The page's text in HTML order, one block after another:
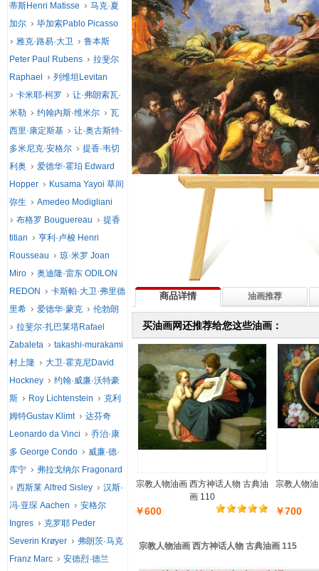
商品详情 油画推荐
买油画网还推荐给您这些油画：
宗教人物油画 西方神话人物 古典油
画 110
￥600
宗教人物
￥700
宗教人物油画 西方神话人物 古典油画 115
蒂斯Henri Matisse
马克·夏
加尔
毕加索Pablo Picasso
雅克·路易·大卫
鲁本斯
Peter Paul Rubens
拉斐尔
Raphael
列维坦Levitan
卡米耶·柯罗
让·弗朗索瓦·
米勒
约翰内斯·维米尔
瓦
西里·康定斯基
让·奥古斯特·
多米尼克·安格尔
提香·韦切
利奥
爱德华·霍珀 Edward
Hopper
Kusama Yayoi 草间
弥生
Amedeo Modigliani
布格罗 Bouguereau
提香
titian
亨利·卢梭 Henri
Rousseau
琼·米罗 Joan
Miro
奥迪隆·雷东 ODILON
REDON
卡斯帕·大卫·弗里德
里希
爱德华·蒙克
伦勃朗
拉斐尔·扎巴莱塔Rafael
Zabaleta
takashi-murakami
村上隆
大卫·霍克尼David
Hockney
约翰·威廉·沃特豪
斯
Roy Lichtenstein
克利
姆特Gustav Klimt
达芬奇
Leonardo da Vinci
乔治·康
多 George Condo
威廉·德·
库宁
弗拉戈纳尔 Fragonard
西斯莱 Alfred Sisley
汉斯·
冯·亚琛 Aachen
安格尔
Ingres
克罗耶 Peder
Severin Krøyer
弗朗茨·马克
Franz Marc
安德烈·德兰